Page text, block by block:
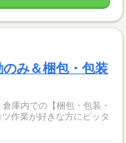
み＆梱包・包装
庫内での【梱包・包装・
作業が好きな方にピッタ